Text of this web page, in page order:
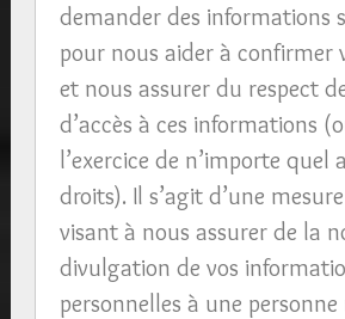
demander des informations
pour nous aider à confirmer
et nous assurer du respect
d’accès à ces informations
l’exercice de n’importe quel
droits). Il s’agit d’une
visant à nous assurer de la
divulgation de vos
personnelles à une personne